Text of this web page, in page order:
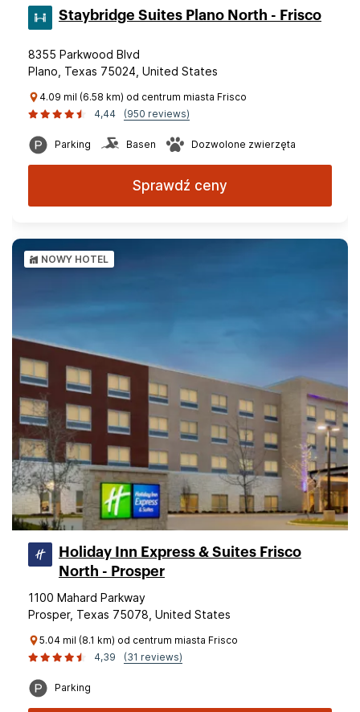
Staybridge Suites Plano North - Frisco
8355 Parkwood Blvd
Plano, Texas 75024, United States
4.09 mil (6.58 km) od centrum miasta Frisco
4,44
(950 reviews)
Parking Basen Dozwolone zwierzęta
Sprawdź ceny
NOWY HOTEL
Holiday Inn Express & Suites Frisco
North - Prosper
1100 Mahard Parkway
Prosper, Texas 75078, United States
5.04 mil (8.1 km) od centrum miasta Frisco
4,39
(31 reviews)
Parking